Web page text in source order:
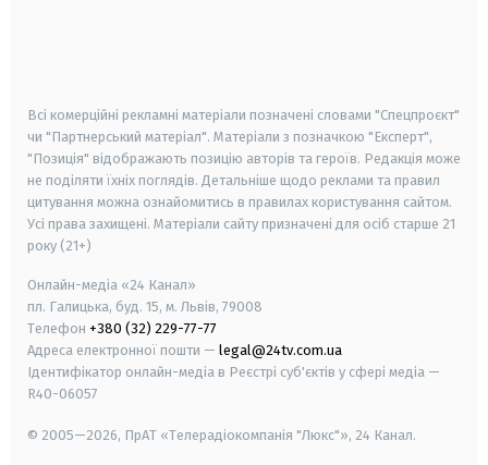
Всі комерційні рекламні матеріали позначені словами "Спецпроєкт"
чи "Партнерський матеріал". Матеріали з позначкою "Експерт",
"Позиція" відображають позицію авторів та героїв. Редакція може
не поділяти їхніх поглядів. Детальніше щодо реклами та правил
цитування можна ознайомитись в правилах користування сайтом.
Усі права захищені. Матеріали сайту призначені для осіб старше 21
року (21+)
Онлайн-медіа «24 Канал»
пл. Галицька, буд. 15, м. Львів, 79008
Телефон +380 (32) 229-77-77
Адреса електронної пошти — legal@24tv.com.ua
Ідентифікатор онлайн-медіа в Реєстрі суб'єктів у сфері медіа —
R40-06057
© 2005—2026, ПрАТ «Телерадіокомпанія "Люкс"», 24 Канал.